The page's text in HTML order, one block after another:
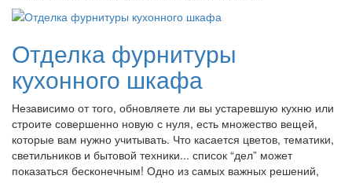
Отделка фурнитуры
кухонного шкафа
Независимо от того, обновляете ли вы устаревшую кухню или
строите совершенно новую с нуля, есть множество вещей,
которые вам нужно учитывать. Что касается цветов, тематики,
светильников и бытовой техники... список “дел” может
показаться бесконечным! Одно из самых важных решений,